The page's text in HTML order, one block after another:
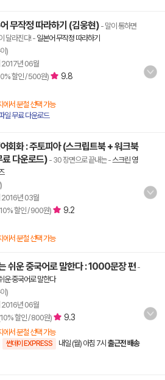
무작정 따라하기 (김웅현) - 말이 통하면
달라진다!- 일본어 무작정 따라하기
)
2017년 06월
할인 / 500원)
9.8
에서 분철 선택 가능
일 무료 다운로드
회화 : 주토피아 (스크립트북 + 워크북
다운로드) - 30 장면으로 끝내는-스크린 영
2016년 03월
할인 / 900원)
9.2
에서 분철 선택 가능
쉬운 중국어로 말한다 : 1000문장 편 -
운 중국어로 말한다
)
2016년 06월
할인 / 800원) 9.3
에서 분철 선택 가능
썬데이 EXPRESS 내일 (월) 아침 7시 출근전 배송